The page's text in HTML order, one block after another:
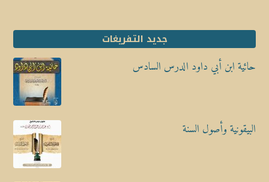
جديد التفريغات
حائية ابن أبي داود الدرس السادس
البيقونية وأصول السنة